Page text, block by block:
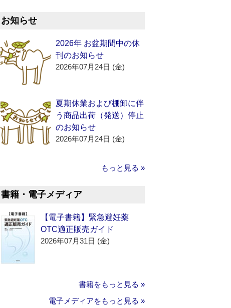
お知らせ
2026年 お盆期間中の休
刊のお知らせ
2026年07月24日 (金)
夏期休業および棚卸に伴
う商品出荷（発送）停止
のお知らせ
2026年07月24日 (金)
もっと見る »
書籍・電子メディア
【電子書籍】緊急避妊薬
OTC適正販売ガイド
2026年07月31日 (金)
書籍をもっと見る »
電子メディアをもっと見る »